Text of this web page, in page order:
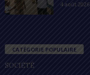
4 août 2026
CATÉGORIE POPULAIRE
SOCIÉTÉ